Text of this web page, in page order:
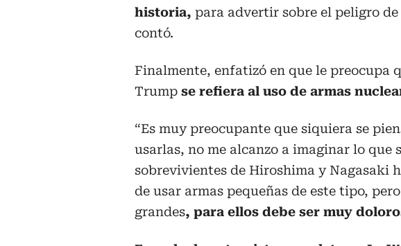
historia, para advertir sobre el peligro
contó.
Finalmente, enfatizó en que le preocupa
Trump se refiera al uso de armas
“Es muy preocupante que siquiera se
usarlas, no me alcanzo a imaginar lo que
sobrevivientes de Hiroshima y Nagasaki
de usar armas pequeñas de este tipo,
grandes, para ellos debe ser muy